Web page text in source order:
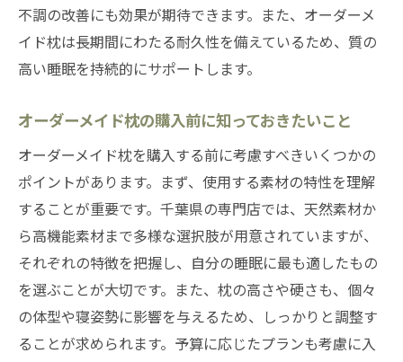
不調の改善にも効果が期待できます。また、オーダーメ
イド枕は長期間にわたる耐久性を備えているため、質の
高い睡眠を持続的にサポートします。
オーダーメイド枕の購入前に知っておきたいこと
オーダーメイド枕を購入する前に考慮すべきいくつかの
ポイントがあります。まず、使用する素材の特性を理解
することが重要です。千葉県の専門店では、天然素材か
ら高機能素材まで多様な選択肢が用意されていますが、
それぞれの特徴を把握し、自分の睡眠に最も適したもの
を選ぶことが大切です。また、枕の高さや硬さも、個々
の体型や寝姿勢に影響を与えるため、しっかりと調整す
ることが求められます。予算に応じたプランも考慮に入